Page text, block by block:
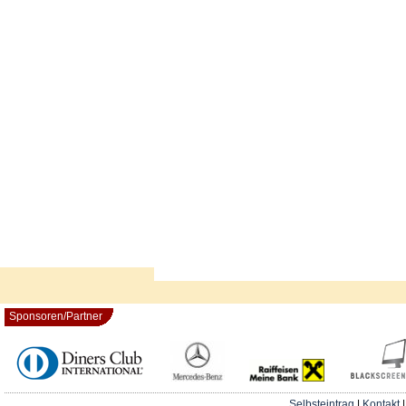
Sponsoren/Partner